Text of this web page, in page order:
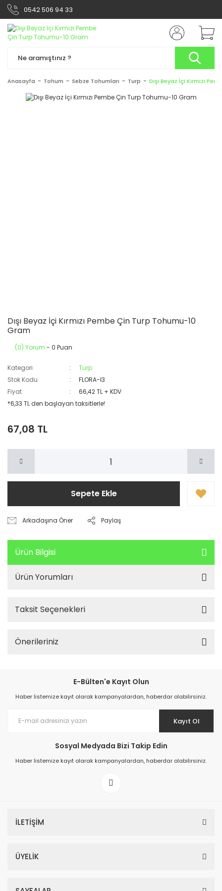
0542 506 94 33
Anasayfa Tohum Sebze Tohumları Turp Dışı Beyaz İçi Kırmızı
Dışı Beyaz İçi Kırmızı Pembe Çin Turp Tohumu-10
Gram
(0) Yorum - 0 Puan
Kategori
Turp
Stok Kodu
FLORA-I3
Fiyat
66,42 TL + KDV
*6,33 TL den başlayan taksitlerle!
67,08 TL
Sepete Ekle
Arkadaşına Öner Paylaş
Ürün Bilgisi
Ürün Yorumları
Taksit Seçenekleri
Önerileriniz
E-Bülten'e Kayıt Olun
Haber listemize kayıt olarak kampanyalardan, haberdar olabilirsiniz.
Kayıt Ol
Sosyal Medyada Bizi Takip Edin
Haber listemize kayıt olarak kampanyalardan, haberdar olabilirsiniz.
İLETİŞİM
ÜYELİK